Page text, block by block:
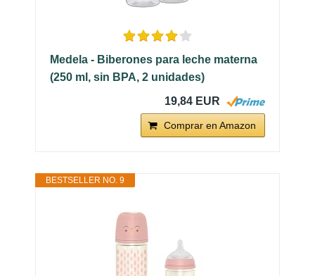
Medela - Biberones para leche materna
(250 ml, sin BPA, 2 unidades)
19,84 EUR
Comprar en Amazon
BESTSELLER NO. 9